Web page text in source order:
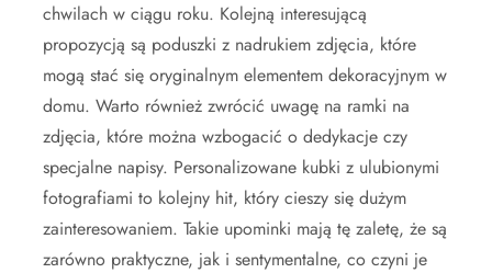
chwilach w ciągu roku. Kolejną interesującą
propozycją są poduszki z nadrukiem zdjęcia, które
mogą stać się oryginalnym elementem dekoracyjnym w
domu. Warto również zwrócić uwagę na ramki na
zdjęcia, które można wzbogacić o dedykacje czy
specjalne napisy. Personalizowane kubki z ulubionymi
fotografiami to kolejny hit, który cieszy się dużym
zainteresowaniem. Takie upominki mają tę zaletę, że są
zarówno praktyczne, jak i sentymentalne, co czyni je